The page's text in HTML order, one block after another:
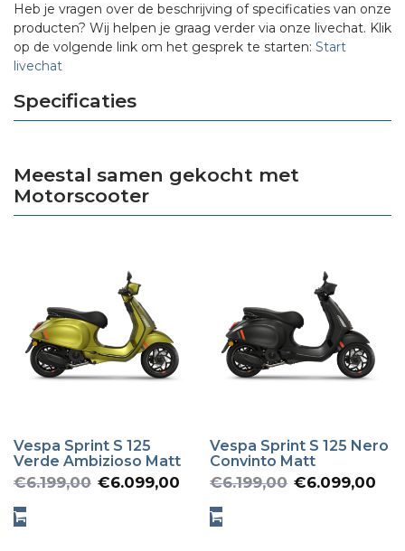
Heb je vragen over de beschrijving of specificaties van onze
producten? Wij helpen je graag verder via onze livechat. Klik
op de volgende link om het gesprek te starten: Start
livechat
Specificaties
Meestal samen gekocht met
Motorscooter
Vespa Sprint S 125
Verde Ambizioso Matt
€6.199,00 Oorspronkelijke
€6.099,00
Huidige
prijs
Vespa Sprint S 125 Nero
Convinto Matt
€6.199,00 €6.099,00